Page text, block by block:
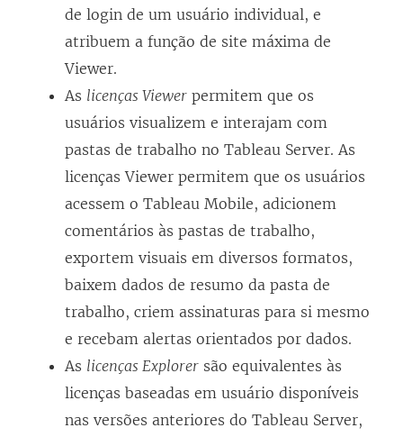
de login de um usuário individual, e
atribuem a função de site máxima de
Viewer.
As licenças Viewer permitem que os
usuários visualizem e interajam com
pastas de trabalho no Tableau Server. As
licenças Viewer permitem que os usuários
acessem o Tableau Mobile, adicionem
comentários às pastas de trabalho,
exportem visuais em diversos formatos,
baixem dados de resumo da pasta de
trabalho, criem assinaturas para si mesmo
e recebam alertas orientados por dados.
As licenças Explorer são equivalentes às
licenças baseadas em usuário disponíveis
nas versões anteriores do Tableau Server,